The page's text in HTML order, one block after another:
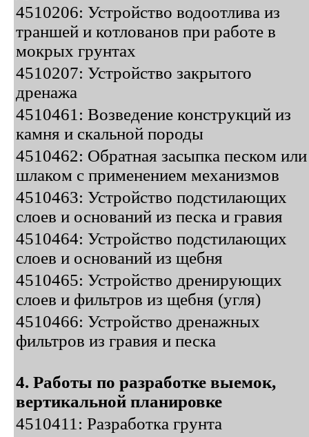
4510206: Устройство водоотлива из
траншей и котлованов при работе в
мокрых грунтах
4510207: Устройство закрытого
дренажа
4510461: Возведение конструкций из
камня и скальной породы
4510462: Обратная засыпка песком или
шлаком с применением механизмов
4510463: Устройство подстилающих
слоев и оснований из песка и гравия
4510464: Устройство подстилающих
слоев и оснований из щебня
4510465: Устройство дренирующих
слоев и фильтров из щебня (угля)
4510466: Устройство дренажных
фильтров из гравия и песка
4. Работы по разработке выемок,
вертикальной планировке
4510411: Разработка грунта